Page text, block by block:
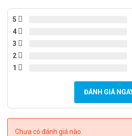
5
4
3
2
1
ĐÁNH GIÁ
Chưa có đánh giá nào.